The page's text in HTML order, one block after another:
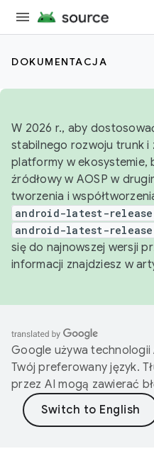
DOKUMENTACJA
W 2026 r., aby
stabilnego rozwoju trunk i
platformy w ekosystemie,
źródłowy w AOSP w
tworzenia i
android-latest-release
android-latest-release
się do najnowszej wersji
informacji znajdziesz w
Google używa technologii
Twój preferowany język.
przez AI mogą zawierać